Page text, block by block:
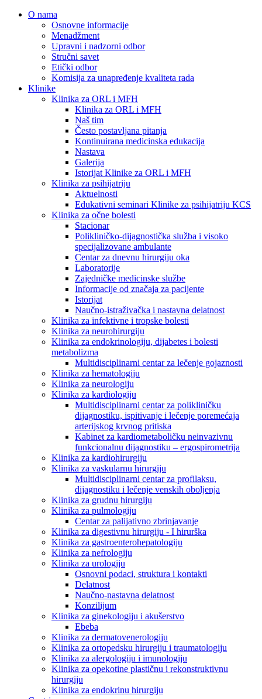
O nama
Osnovne informacije
Menadžment
Upravni i nadzorni odbor
Stručni savet
Etički odbor
Komisija za unapređenje kvaliteta rada
Klinike
Klinika za ORL i MFH
Klinika za ORL i MFH
Naš tim
Često postavljana pitanja
Kontinuirana medicinska edukacija
Nastava
Galerija
Istorijat Klinike za ORL i MFH
Klinika za psihijatriju
Aktuelnosti
Edukativni seminari Klinike za psihijatriju KCS
Klinika za očne bolesti
Stacionar
Polikliničko-dijagnostička služba i visoko
specijalizovane ambulante
Centar za dnevnu hirurgiju oka
Laboratorije
Zajedničke medicinske službe
Informacije od značaja za pacijente
Istorijat
Naučno-istraživačka i nastavna delatnost
Klinika za infektivne i tropske bolesti
Klinika za neurohirurgiju
Klinika za endokrinologiju, dijabetes i bolesti
metabolizma
Multidisciplinarni centar za lečenje gojaznosti
Klinika za hematologiju
Klinika za neurologiju
Klinika za kardiologiju
Multidisciplinarni centar za polikliničku
dijagnostiku, ispitivanje i lečenje poremećaja
arterijskog krvnog pritiska
Kabinet za kardiometaboličku neinvazivnu
funkcionalnu dijagnostiku – ergospirometrija
Klinika za kardiohirurgiju
Klinika za vaskularnu hirurgiju
Multidisciplinarni centar za profilaksu,
dijagnostiku i lečenje venskih oboljenja
Klinika za grudnu hirurgiju
Klinika za pulmologiju
Centar za palijativno zbrinjavanje
Klinika za digestivnu hirurgiju - I hirurška
Klinika za gastroenterohepatologiju
Klinika za nefrologiju
Klinika za urologiju
Osnovni podaci, struktura i kontakti
Delatnost
Naučno-nastavna delatnost
Konzilijum
Klinika za ginekologiju i akušerstvo
Ebeba
Klinika za dermatovenerologiju
Klinika za ortopedsku hirurgiju i traumatologiju
Klinika za alergologiju i imunologiju
Klinika za opekotine plastičnu i rekonstruktivnu
hirurgiju
Klinika za endokrinu hirurgiju